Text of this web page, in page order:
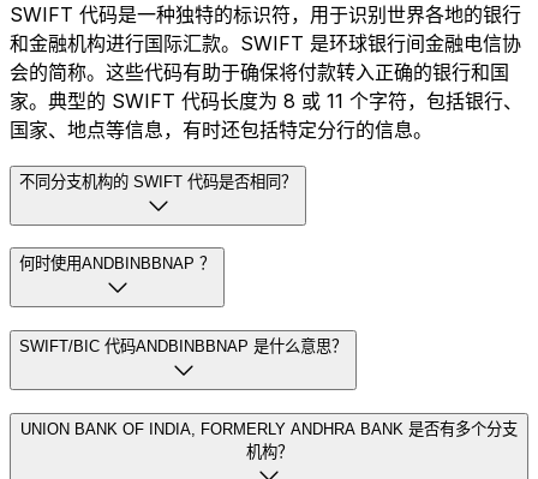
SWIFT 代码是一种独特的标识符，用于识别世界各地的银行
和金融机构进行国际汇款。SWIFT 是环球银行间金融电信协
会的简称。这些代码有助于确保将付款转入正确的银行和国
家。典型的 SWIFT 代码长度为 8 或 11 个字符，包括银行、
国家、地点等信息，有时还包括特定分行的信息。
不同分支机构的 SWIFT 代码是否相同？
何时使用ANDBINBBNAP ？
SWIFT/BIC 代码ANDBINBBNAP 是什么意思？
UNION BANK OF INDIA, FORMERLY ANDHRA BANK 是否有多个分支
机构？